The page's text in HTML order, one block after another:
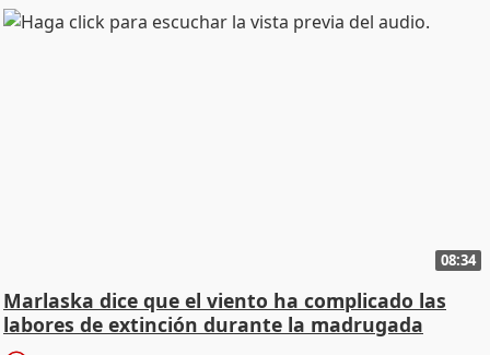
08:34
Marlaska dice que el viento ha complicado las
labores de extinción durante la madrugada